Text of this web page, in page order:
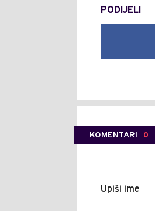
PODIJELI
KOMENTARI 0
Upiši ime